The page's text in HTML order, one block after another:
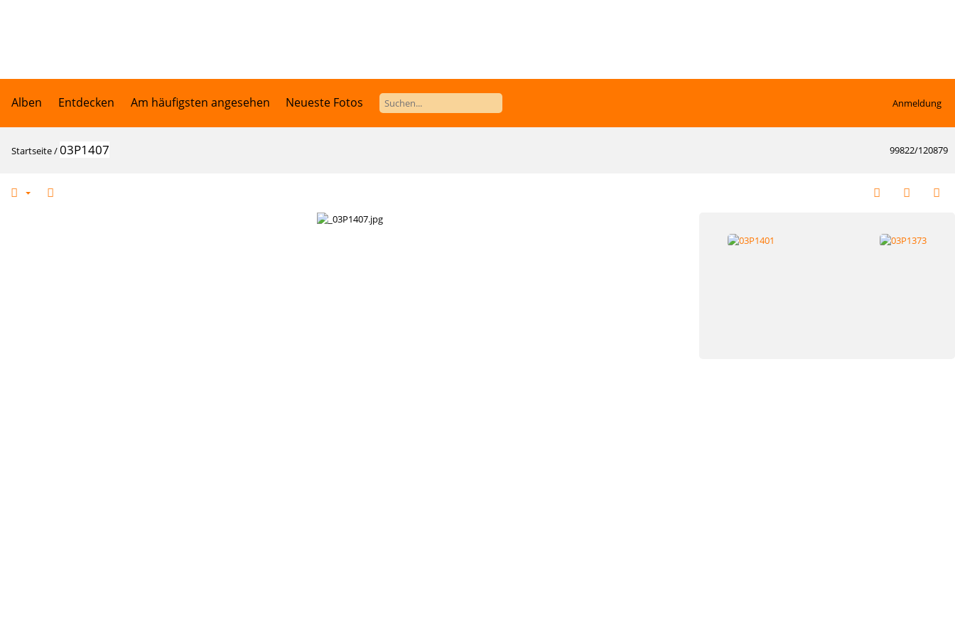
Alben Entdecken Am häufigsten angesehen Neueste Fotos Anmeldung
99822/120879
Startseite/03P1407